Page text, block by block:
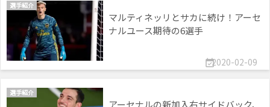
2020-02-09
選手紹介
マルティネッリとサカに続け！アーセ
ナルユース期待の6選手
選手紹介
アーセナルの新加入右サイドバック、